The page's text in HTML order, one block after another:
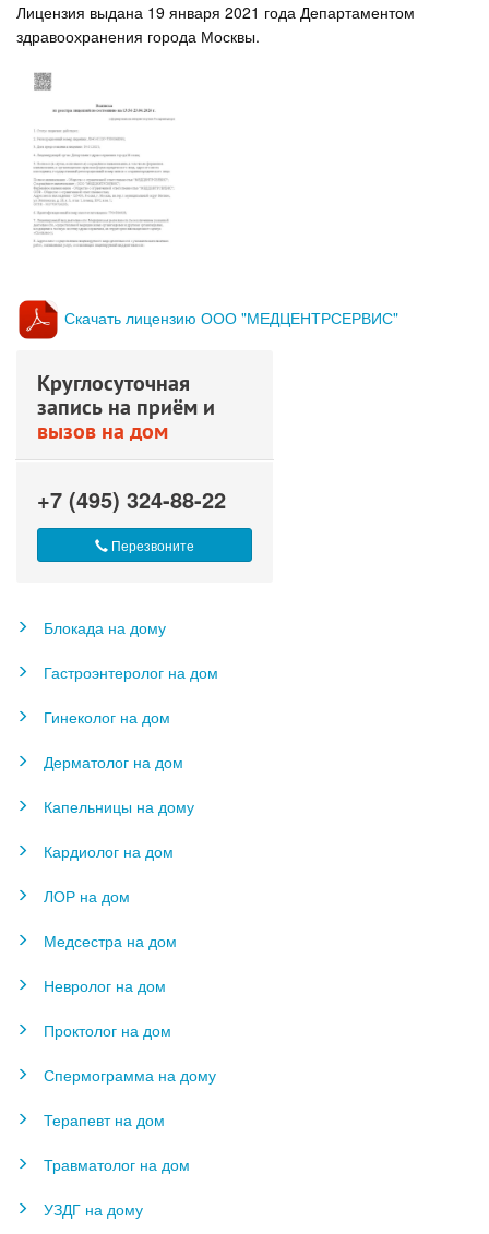
Лицензия выдана 19 января 2021 года Департаментом
здравоохранения города Москвы.
Скачать лицензию ООО "МЕДЦЕНТРСЕРВИС"
Круглосуточная
запись на приём и
вызов на дом
+7 (495) 324-88-22
Перезвоните
Блокада на дому
Гастроэнтеролог на дом
Гинеколог на дом
Дерматолог на дом
Капельницы на дому
Кардиолог на дом
ЛОР на дом
Медсестра на дом
Невролог на дом
Проктолог на дом
Спермограмма на дому
Терапевт на дом
Травматолог на дом
УЗДГ на дому